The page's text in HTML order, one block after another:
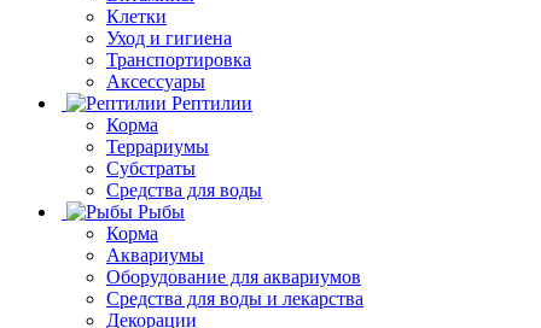
Клетки
Уход и гигиена
Транспортировка
Аксессуары
Рептилии
Корма
Террариумы
Субстраты
Средства для воды
Рыбы
Корма
Аквариумы
Оборудование для аквариумов
Средства для воды и лекарства
Декорации